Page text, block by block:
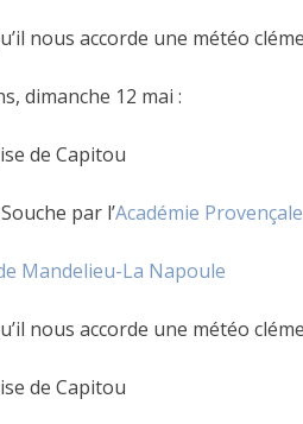
nous accorde une météo
dimanche 12 mai :
de Capitou
par l’Académie
Mandelieu-La Napoule
nous accorde une météo
de Capitou